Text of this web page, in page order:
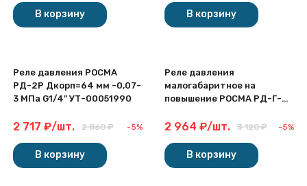
В корзину В корзину
Реле давления РОСМА
РД-2Р Дкорп=64 мм -0,07-
3 МПа G1/4" УТ-00051990
2 717 ₽/шт. 2 860 ₽ -5%
В корзину
Реле давления
малогабаритное на
повышение РОСМА РД-Г-4
МПа G1/4" УТ-00049560
2 964 ₽/шт. 3 120 ₽ -5%
В корзину